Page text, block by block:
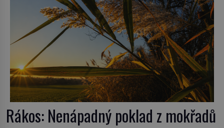
Rákos: Nenápadný poklad z mokřadů